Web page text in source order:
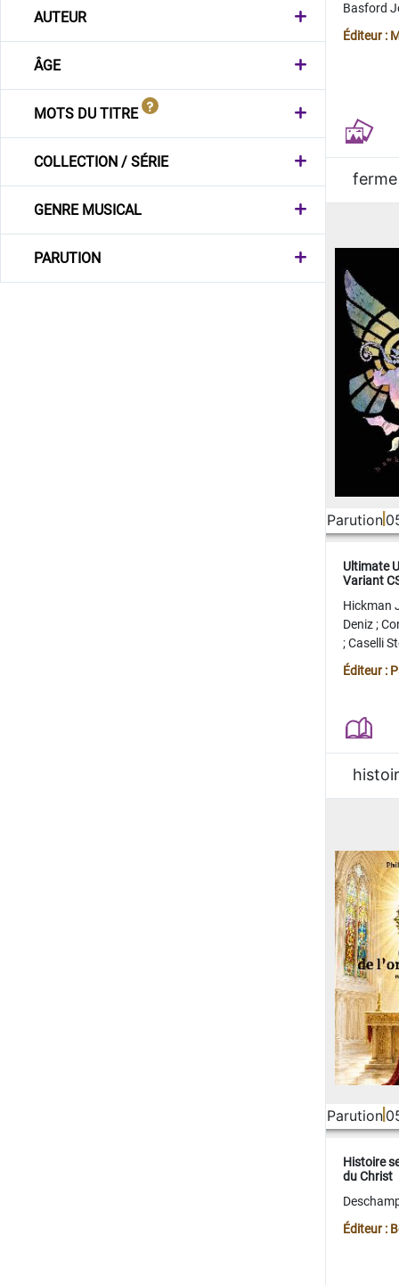
AUTEUR
ÂGE
MOTS DU TITRE
COLLECTION / SÉRIE
GENRE MUSICAL
PARUTION
Basford
Éditeur :
ferme
Parution
Ultimate
Variant
Hickman
Deniz;
;Caselli
Juan
Éditeur :
Parution
Histoire
du Christ
Éditeur :